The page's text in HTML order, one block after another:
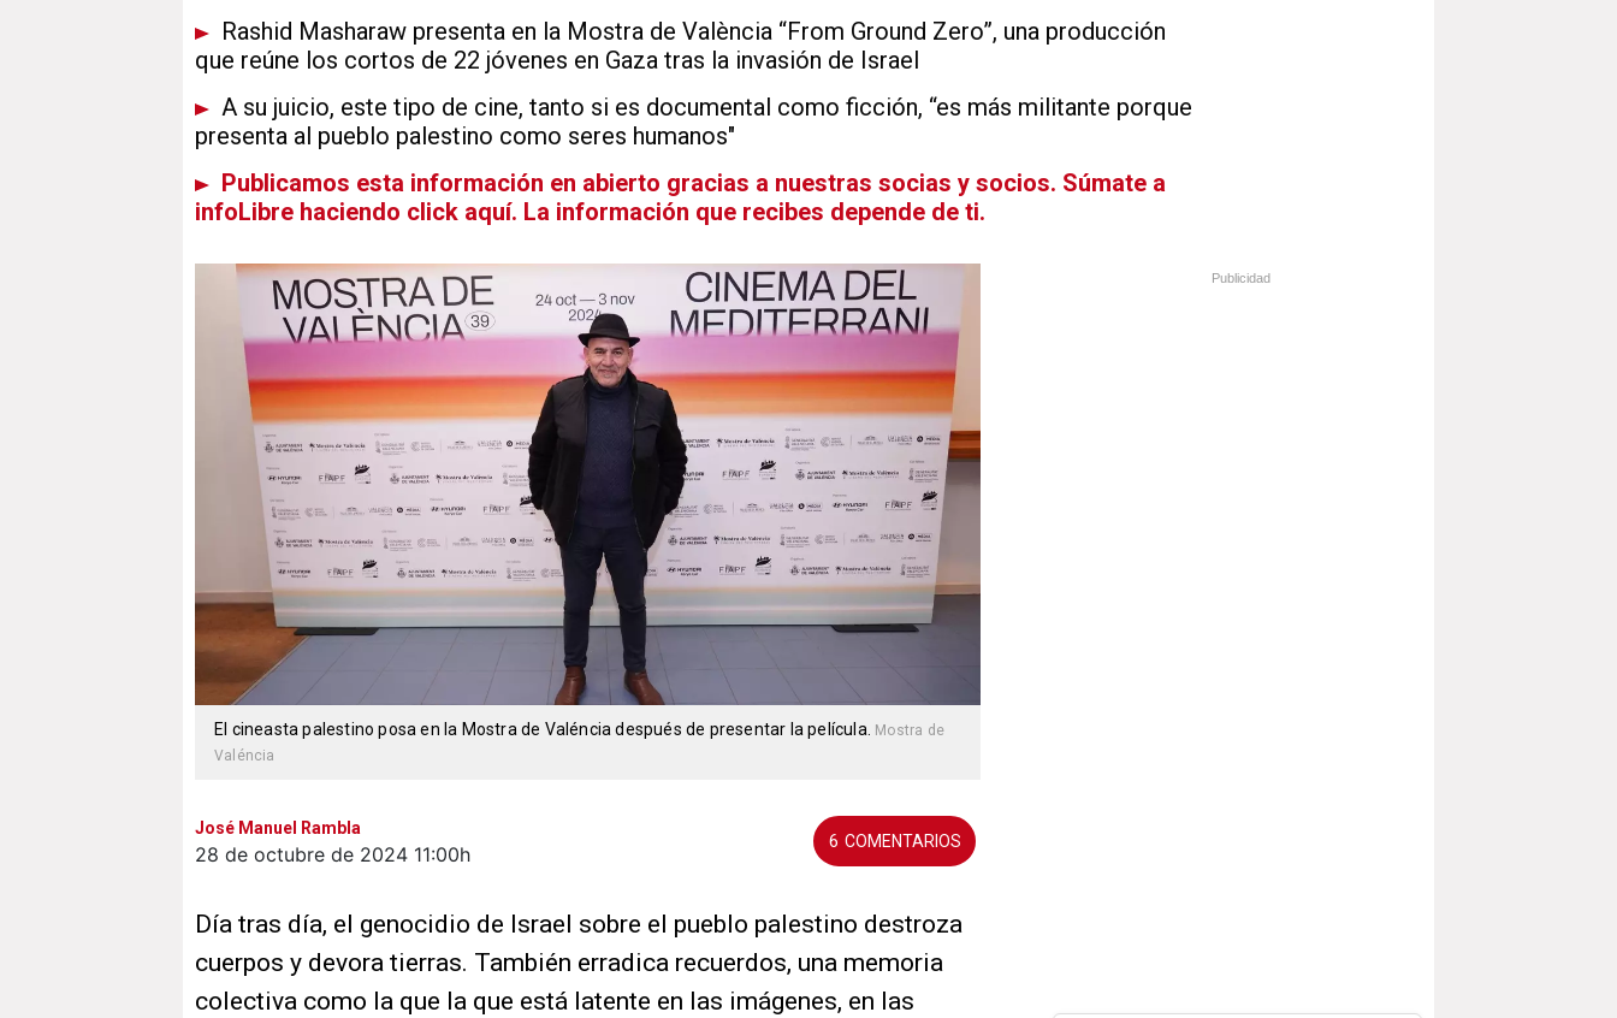
Rashid Masharaw presenta en la Mostra de València “From Ground Zero”, una producción
que reúne los cortos de 22 jóvenes en Gaza tras la invasión de Israel
A su juicio, este tipo de cine, tanto si es documental como ficción, “es más militante porque
presenta al pueblo palestino como seres humanos"
Publicamos esta información en abierto gracias a nuestras socias y socios. Súmate a
infoLibre haciendo click aquí. La información que recibes depende de ti.
El cineasta palestino posa en la Mostra de Valéncia después de presentar la película. Mostra de
Valéncia
José Manuel Rambla
28 de octubre de 2024 11:00h
6
Día tras día, el genocidio de Israel sobre el pueblo palestino destroza
cuerpos y devora tierras. También erradica recuerdos, una memoria
colectiva como la que la que está latente en las imágenes, en las
Publicidad